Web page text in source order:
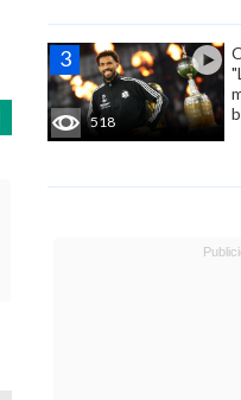
518